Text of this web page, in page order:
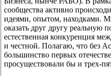
сообщества активно
идеями, опытом, находками.
оказать друг другу реальную
естественная конкуренция
и честной. Полагаю, что без
большинство первых
просуществовали бы и трех-